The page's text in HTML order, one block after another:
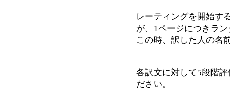
レーティングを開始す
が、1ページにつきラ
この時、訳した人の名
各訳文に対して5段階
ださい。